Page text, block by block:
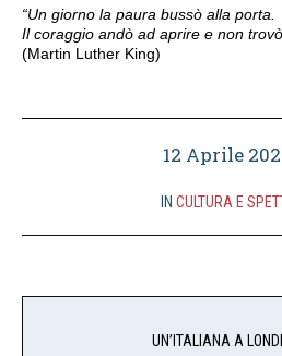
“Un giorno la paura bussò alla porta.
Il coraggio andò ad aprire e non
(Martin Luther King)
12 Aprile
IN CULTURA E
UN’ITALIANA A